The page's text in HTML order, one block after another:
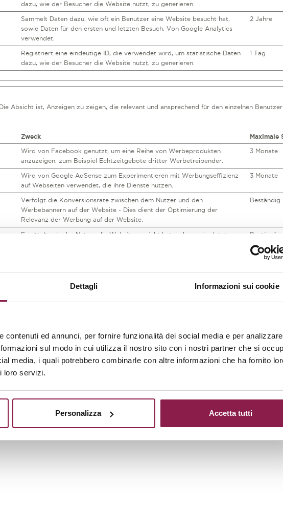
Dettagli Informazioni sui cookie
contenuti ed annunci, per fornire funzionalità dei social media e per
sul modo in cui utilizza il nostro sito con i nostri partner che si
media, i quali potrebbero combinarle con altre informazioni che ha fornito
loro servizi.
Personalizza Accetta tutti
dazu, wie der Besucher die Website nutzt, zu generieren.
Sammelt Daten dazu, wie oft ein Benutzer eine Website besucht hat,
sowie Daten für den ersten und letzten Besuch. Von Google Analytics
verwendet.
2 Jahre
Registriert eine eindeutige ID, die verwendet wird, um statistische Daten
dazu, wie der Besucher die Website nutzt, zu generieren.
1 Tag
Absicht ist, Anzeigen zu zeigen, die relevant und ansprechend für den einzelnen
Zweck Maximale
Wird von Facebook genutzt, um eine Reihe von Werbeprodukten
anzuzeigen, zum Beispiel Echtzeitgebote dritter Werbetreibender.
3 Monate
Wird von Google AdSense zum Experimentieren mit Werbungseffizienz
auf Webseiten verwendet, die ihre Dienste nutzen.
3 Monate
Verfolgt die Konversionsrate zwischen dem Nutzer und den
Werbebannern auf der Website - Dies dient der Optimierung der
Relevanz der Werbung auf der Website.
Beständig
Ermittelt, wie der Nutzer die Website erreicht hat, indem seine letzte
Beständig
Beständig
Sitzung
von Empfehlungsgebühren zwischen Websites.
zusammen mit Anbietern von individuellen Cookies.
Zweck Maximale
Sitzung